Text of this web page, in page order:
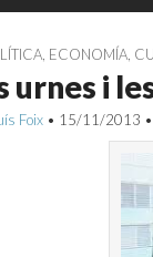
ECONOMÍA
urnes i
Foix • 15/11/2013 •